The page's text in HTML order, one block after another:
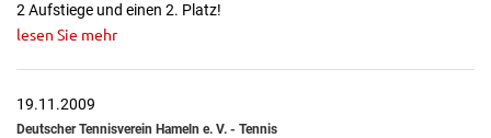
2 Aufstiege und einen 2. Platz!
lesen Sie mehr
19.11.2009
Deutscher Tennisverein Hameln e. V. - Tennis